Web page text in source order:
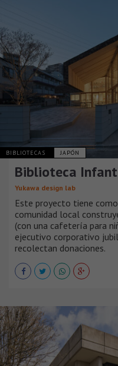
BIBLIOTECAS JAPÓN
Biblioteca
Yukawa design lab
Este proyecto tiene
comunidad local
(con una cafetería para
ejecutivo corporativo
recolectan donaciones.